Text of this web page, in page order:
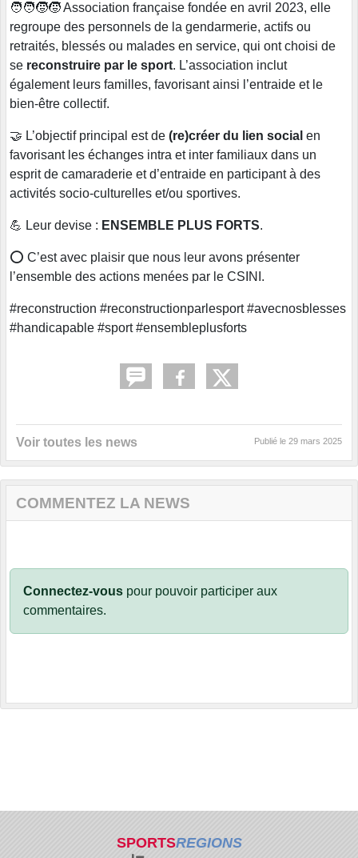
🧑‍🧑‍🧒‍🧒 Association française fondée en avril 2023, elle
regroupe des personnels de la gendarmerie, actifs ou
retraités, blessés ou malades en service, qui ont choisi de
se reconstruire par le sport. L’association inclut
également leurs familles, favorisant ainsi l’entraide et le
bien-être collectif.
🤝 L’objectif principal est de (re)créer du lien social en
favorisant les échanges intra et inter familiaux dans un
esprit de camaraderie et d’entraide en participant à des
activités socio-culturelles et/ou sportives.
💪 Leur devise : ENSEMBLE PLUS FORTS.
⭕️ C’est avec plaisir que nous leur avons présenter
l’ensemble des actions menées par le CSINI.
#reconstruction #reconstructionparlesport #avecnosblesses
#handicapable #sport #ensembleplusforts
Voir toutes les news Publié le 29 mars 2025
COMMENTEZ LA NEWS
Connectez-vous pour pouvoir participer aux
commentaires.
SPORTSREGIONS